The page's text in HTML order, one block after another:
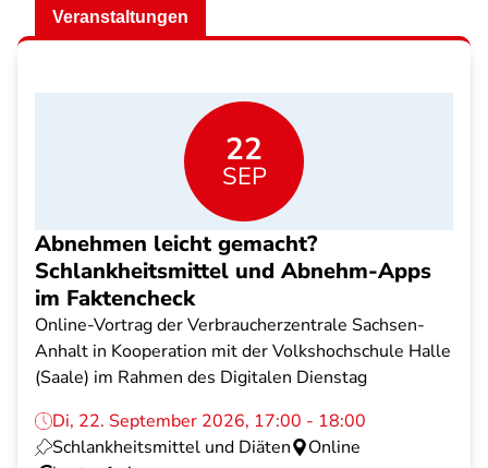
Veranstaltungen
22
SEP
Abnehmen leicht gemacht?
Schlankheitsmittel und Abnehm-Apps
im Faktencheck
Online-Vortrag der Verbraucherzentrale Sachsen-
Anhalt in Kooperation mit der Volkshochschule Halle
(Saale) im Rahmen des Digitalen Dienstag
Di, 22. September 2026, 17:00 - 18:00
Schlankheitsmittel und Diäten
Online